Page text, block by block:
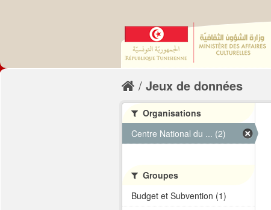
Jeux de données
Organisations
Centre National du ... (2)
Groupes
Budget et Subvention (1)